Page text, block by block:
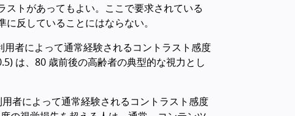
トがあってもよい。ここで要求されている
反していることにはならない。
者によって通常経験されるコントラスト感度
は、80 歳前後の高齢者の典型的な視力とし
者によって通常経験されるコントラスト感度